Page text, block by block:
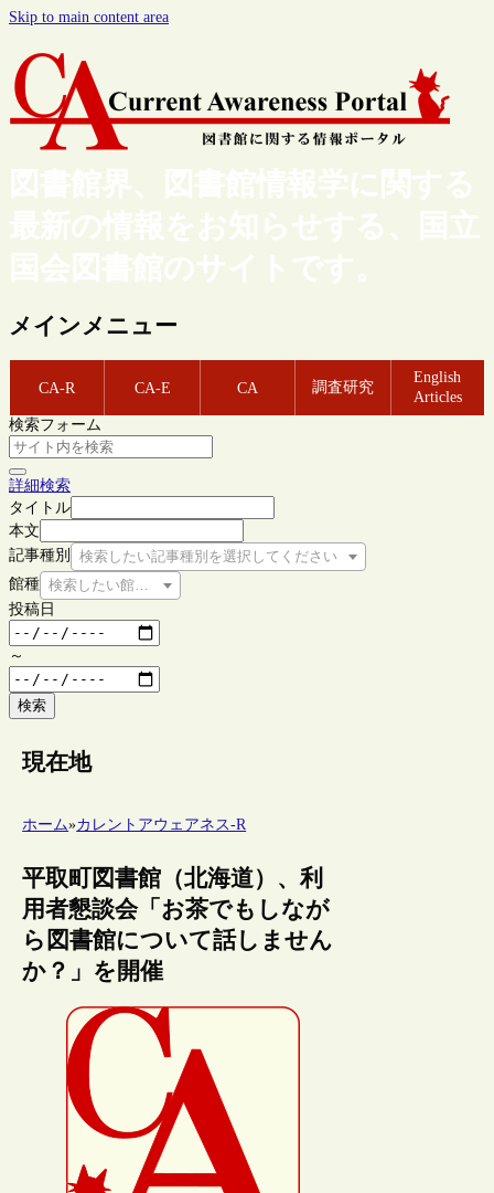
Skip to main content area
図書館界、図書館情報学に関する
最新の情報をお知らせする、国立
国会図書館のサイトです。
メインメニュー
CA-R CA-E CA 調査研究
English
Articles
検索フォーム
詳細検索
タイトル
本文
記事種別
検索したい記事種別を選択してください
館種 検索したい館種を選択してください
投稿日
～
検索
現在地
ホーム»カレントアウェアネス-R
平取町図書館（北海道）、利
用者懇談会「お茶でもしなが
ら図書館について話しません
か？」を開催